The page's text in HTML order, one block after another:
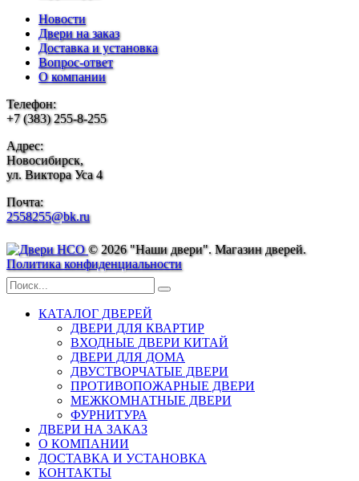
Новости
Двери на заказ
Доставка и установка
Вопрос-ответ
О компании
Телефон:
+7 (383) 255-8-255
Адрес:
Новосибирск,
ул. Виктора Уса 4
Почта:
2558255@bk.ru
© 2026 "Наши двери". Магазин дверей.
Политика конфиденциальности
КАТАЛОГ ДВЕРЕЙ
ДВЕРИ ДЛЯ КВАРТИР
ВХОДНЫЕ ДВЕРИ КИТАЙ
ДВЕРИ ДЛЯ ДОМА
ДВУСТВОРЧАТЫЕ ДВЕРИ
ПРОТИВОПОЖАРНЫЕ ДВЕРИ
МЕЖКОМНАТНЫЕ ДВЕРИ
ФУРНИТУРА
ДВЕРИ НА ЗАКАЗ
О КОМПАНИИ
ДОСТАВКА И УСТАНОВКА
КОНТАКТЫ